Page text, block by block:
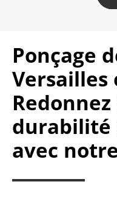
Ponçage
Versailles
durabilité
avec